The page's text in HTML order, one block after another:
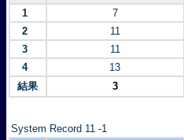
1
7
2
11
3
11
4
13
結果
3
System Record 11 -1